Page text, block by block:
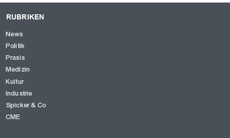
RUBRIKEN
News
Politik
Praxis
Medizin
Kultur
Industrie
Spicker & Co
CME